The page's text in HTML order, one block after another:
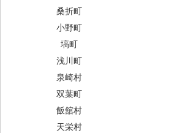
桑折町
小野町
塙町
浅川町
泉崎村
双葉町
飯舘村
天栄村